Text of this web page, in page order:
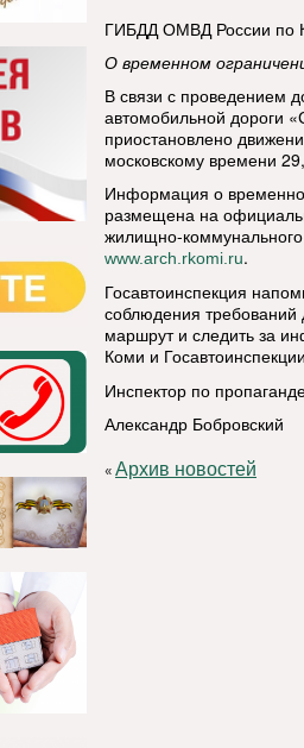
ГИБДД ОМВД России по
О временном
В связи с проведением
автомобильной дороги
приостановлено
московскому времени
Информация о
размещена на
жилищно-
www.arch.rkomi.ru.
Госавтоинспекция
соблюдения требований
маршрут и следить за
Коми и
Инспектор по
Александр Бобровский
«Архив новостей